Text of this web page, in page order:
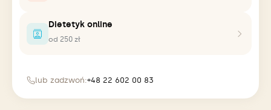
Dietetyk online
od 250 zł
lub zadzwoń:+48 22 602 00 83